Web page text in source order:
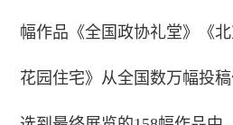
幅作品《全国政协礼堂》《
花园住宅》从全国数万幅投